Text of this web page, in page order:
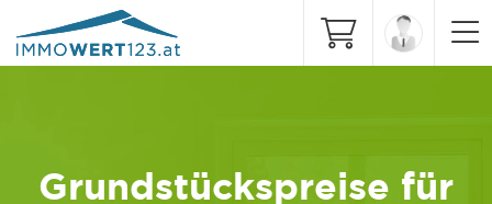
Grundstückspreise für